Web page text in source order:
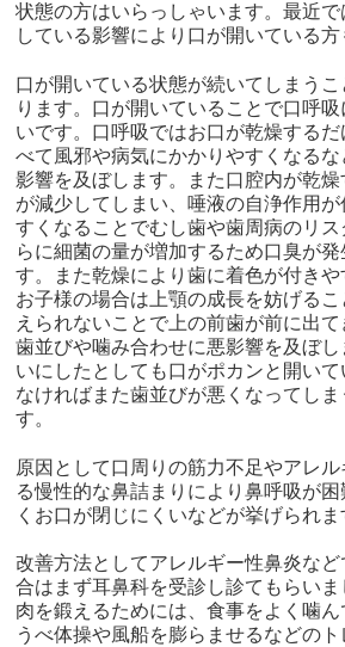
状態の方はいらっしゃいます。最近
している影響により口が開いている方
口が開いている状態が続いてしまう
ります。口が開いていることで口呼
いです。口呼吸ではお口が乾燥する
べて風邪や病気にかかりやすくなる
影響を及ぼします。また口腔内が乾
が減少してしまい、唾液の自浄作用
すくなることでむし歯や歯周病のリ
らに細菌の量が増加するため口臭が発
す。また乾燥により歯に着色が付き
お子様の場合は上顎の成長を妨げる
えられないことで上の前歯が前に出て
歯並びや噛み合わせに悪影響を及ぼ
いにしたとしても口がポカンと開い
なければまた歯並びが悪くなってしま
す。
原因として口周りの筋力不足やアレ
る慢性的な鼻詰まりにより鼻呼吸が
くお口が閉じにくいなどが挙げられま
改善方法としてアレルギー性鼻炎な
合はまず耳鼻科を受診し診てもらい
肉を鍛えるためには、食事をよく噛
うべ体操や風船を膨らませるなどの